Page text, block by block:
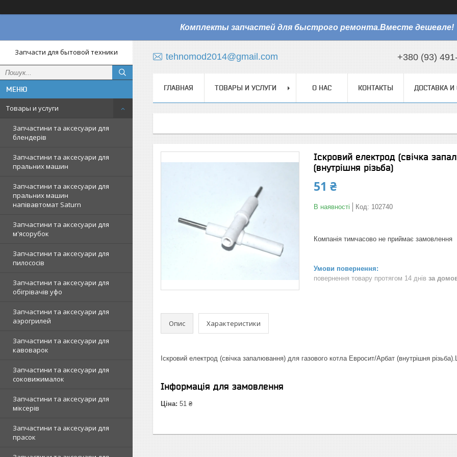
Комплекты запчастей для быстрого ремонта.Вместе дешевле!
Запчасти для бытовой техники
Товары и услуги
Запчастини та аксесуари для
блендерів
Запчастини та аксесуари для
пральних машин
Запчастини та аксесуари для
пральних машин
напівавтомат Saturn
Запчастини та аксесуари для
м'ясорубок
Запчастини та аксесуари для
пилососів
Запчастини та аксесуари для
обігрівачів уфо
Запчастини та аксесуари для
аэрогрилей
Запчастини та аксесуари для
кавоварок
Запчастини та аксесуари для
соковижималок
Запчастини та аксесуари для
міксерів
Запчастини та аксесуари для
прасок
tehnomod2014@gmail.com +380 (93)
ГЛАВНАЯ ТОВАРЫ И УСЛУГИ О НАС КОНТАКТЫ ДОСТАВКА И
Іскровий електрод (свічка
(внутрішня різьба)
51 ₴
В наявності Код: 102740
Компанія тимчасово не приймає замовлення
повернення товару протягом 14 днів за
Опис Характеристики
Іскровий електрод (свічка запалювання) для газового котла Евросит/Арбат (внутрішня
Інформація для замовлення
Ціна: 51 ₴